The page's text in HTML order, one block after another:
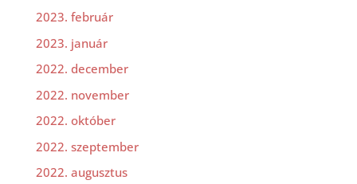
2023. február
2023. január
2022. december
2022. november
2022. október
2022. szeptember
2022. augusztus